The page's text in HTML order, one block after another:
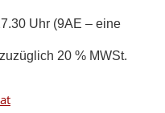
Uhr (9AE – eine
20 % MWSt.